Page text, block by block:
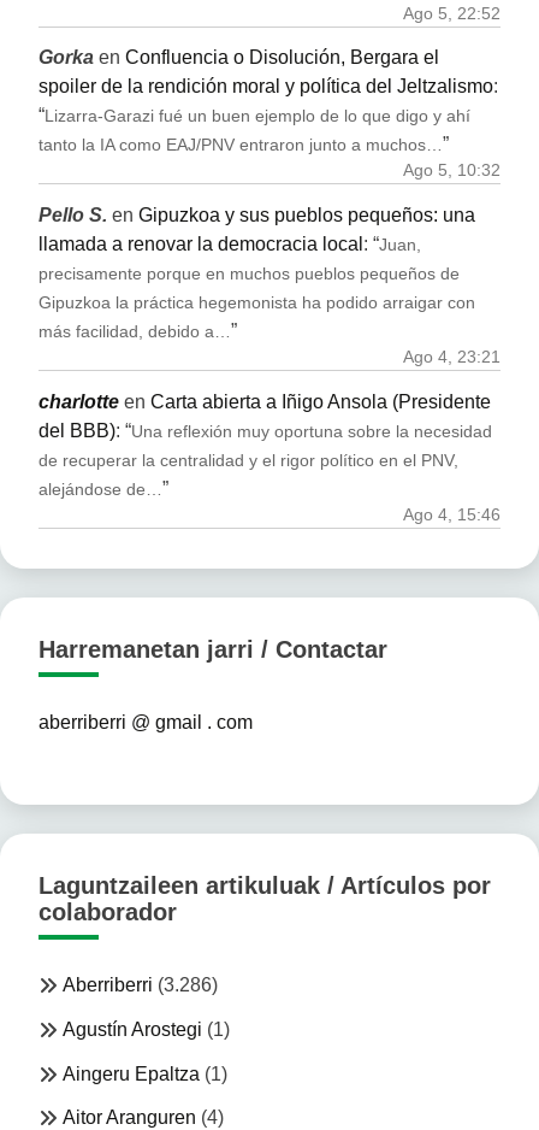
Ago 5, 22:52
Gorka en Confluencia o Disolución, Bergara el
spoiler de la rendición moral y política del Jeltzalismo:
“Lizarra-Garazi fué un buen ejemplo de lo que digo y ahí
tanto la IA como EAJ/PNV entraron junto a muchos…”
Ago 5, 10:32
Pello S. en Gipuzkoa y sus pueblos pequeños: una
llamada a renovar la democracia local : “Juan,
precisamente porque en muchos pueblos pequeños de
Gipuzkoa la práctica hegemonista ha podido arraigar con
más facilidad, debido a…”
Ago 4, 23:21
charlotte en Carta abierta a Iñigo Ansola (Presidente
del BBB): “Una reflexión muy oportuna sobre la necesidad
de recuperar la centralidad y el rigor político en el PNV,
alejándose de… ”
Ago 4, 15:46
Harremanetan jarri / Contactar
aberriberri @ gmail . com
Laguntzaileen artikuluak / Artículos por
colaborador
Aberriberri (3.286)
Agustín Arostegi (1)
Aingeru Epaltza (1)
Aitor Aranguren (4)